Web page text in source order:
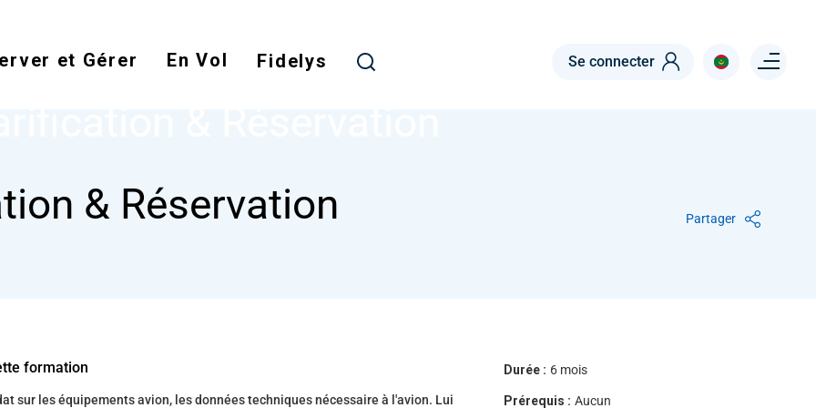
main
et Gérer En Vol Fidelys Se connecter Menu right
NODE TARIFICATION & RÉSERVATION
& Réservation Partager
formation
sur les équipements avion, les données techniques nécessaire à l'avion. Lui
Durée : 6 mois
Prérequis : Aucun